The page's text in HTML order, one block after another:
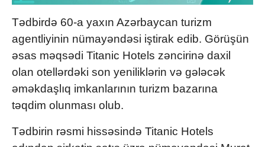
Tədbirdə 60-a yaxın Azərbaycan turizm
agentliyinin nümayəndəsi iştirak edib. Görüşün
əsas məqsədi Titanic Hotels zəncirinə daxil
olan otellərdəki son yeniliklərin və gələcək
əməkdaşlıq imkanlarının turizm bazarına
təqdim olunması olub.
Tədbirin rəsmi hissəsində Titanic Hotels